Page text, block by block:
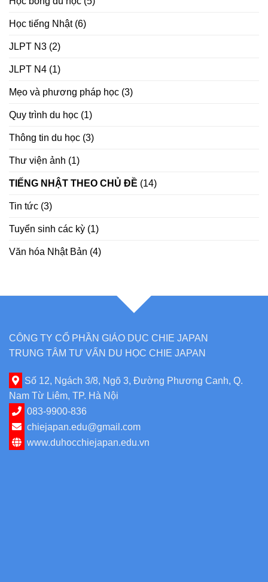
Học tiếng Nhật(6)
JLPT N3 (2)
JLPT N4 (1)
Mẹo và phương pháp học (3)
Quy trình du học (1)
Thông tin du học (3)
Thư viện ảnh (1)
TIẾNG NHẬT THEO CHỦ ĐỀ (14)
Tin tức (3)
Tuyển sinh các kỳ (1)
Văn hóa Nhật Bản (4)
CÔNG TY CỔ PHẦN GIÁO DỤC CHIE JAPAN
TRUNG TÂM TƯ VẤN DU HỌC CHIE JAPAN
Số 12, Ngách 3/8, Ngõ 3, Đường Phương Canh, Q.
Nam Từ Liêm, TP. Hà Nội
083-9900-836
chiejapan.edu@gmail.com
www.duhocchiejapan.edu.vn